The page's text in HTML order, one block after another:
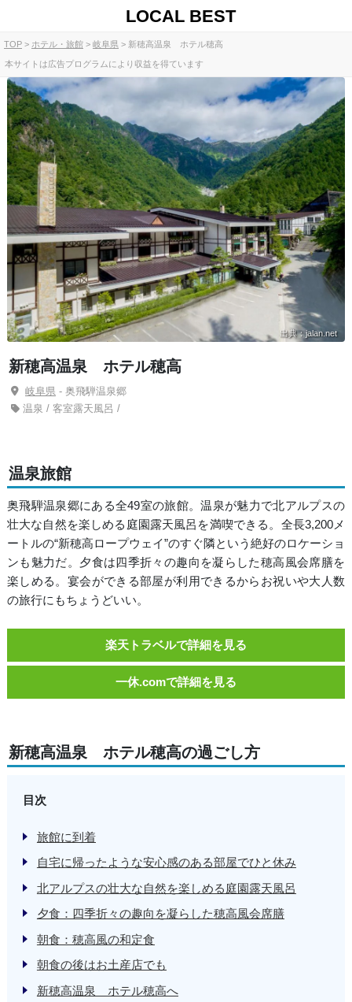
LOCAL BEST
TOP ホテル・旅館 岐阜県 新穂高温泉 ホテル穂高
本サイトは広告プログラムにより収益を得ています
出典：jalan.net
新穂高温泉 ホテル穂高
岐阜県- 奥飛騨温泉郷
温泉 / 客室露天風呂 /
温泉旅館
奥飛騨温泉郷にある全49室の旅館。温泉が魅力で北アルプスの
壮大な自然を楽しめる庭園露天風呂を満喫できる。全長3,200メ
ートルの“新穂高ロープウェイ”のすぐ隣という絶好のロケーショ
ンも魅力だ。夕食は四季折々の趣向を凝らした穂高風会席膳を
楽しめる。宴会ができる部屋が利用できるからお祝いや大人数
の旅行にもちょうどいい。
楽天トラベルで詳細を見る
一休.comで詳細を見る
新穂高温泉 ホテル穂高の過ごし方
目次
旅館に到着
自宅に帰ったような安心感のある部屋でひと休み
北アルプスの壮大な自然を楽しめる庭園露天風呂
夕食：四季折々の趣向を凝らした穂高風会席膳
朝食：穂高風の和定食
朝食の後はお土産店でも
新穂高温泉 ホテル穂高へ